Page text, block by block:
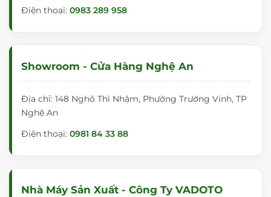
Điện thoại: 0983 289 958
Showroom - Cửa Hàng Nghệ An
Địa chỉ: 148 Nghô Thì Nhậm, Phường Trường Vinh, TP
Nghệ An
Điện thoại: 0981 84 33 88
Nhà Máy Sản Xuất - Công Ty VADOTO